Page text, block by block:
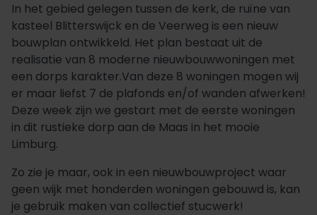
In het gebied gelegen tussen de kerk, de ruïne van
kasteel Blitterswijck en de Veerweg is een nieuw
bouwplan ontwikkeld. Het plan bestaat uit de
realisatie van 8 moderne nieuwbouwwoningen met
een dorps karakter.Van deze 8 woningen mogen wij
er maar liefst 7 de plafonds en/of wanden afwerken!
Deze week zijn we gestart met de eerste woningen
in dit rustieke dorp aan de Maas in het mooie
Limburg.
Zo zie je maar, ook in een nieuwbouwproject waar
geen wijk met honderden woningen gebouwd is, kan
je gebruik maken van collectief stucwerk!